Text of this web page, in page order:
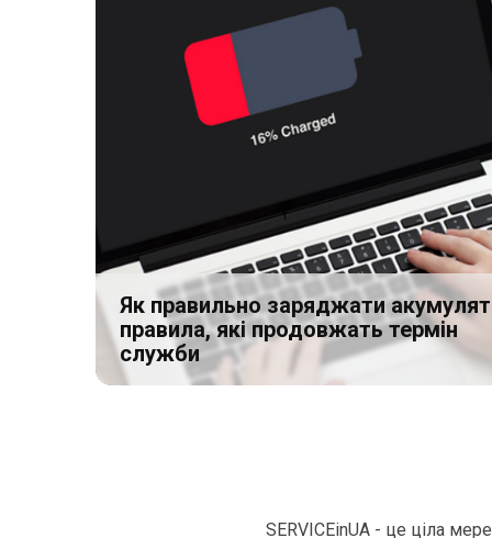
Як правильно заряджати
правила, які продовжать термін
служби
SERVICEinUA - це ціла